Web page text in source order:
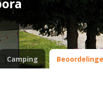
Camping